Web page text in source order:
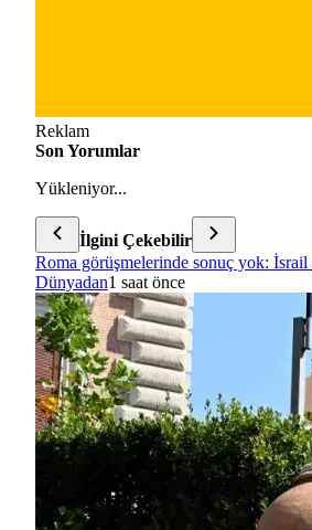
Reklam
Son Yorumlar
Yükleniyor...
İlgini Çekebilir
Roma görüşmelerinde sonuç yok: İsrail
Dünyadan1 saat önce